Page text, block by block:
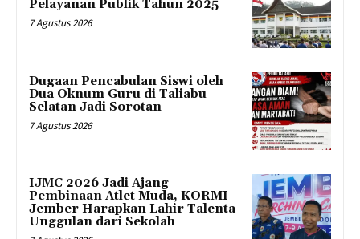
Pelayanan Publik Tahun 2025
7 Agustus 2026
Dugaan Pencabulan Siswi oleh
Dua Oknum Guru di Taliabu
Selatan Jadi Sorotan
7 Agustus 2026
IJMC 2026 Jadi Ajang
Pembinaan Atlet Muda, KORMI
Jember Harapkan Lahir Talenta
Unggulan dari Sekolah